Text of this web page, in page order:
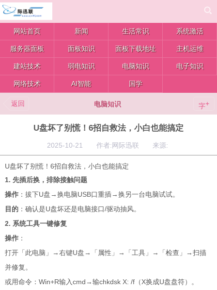
网站首页 新闻 生活常识 系统激活
服务器面板 面板知识 面板下载地址 主机运维
建站技术 弱电知识 电脑知识 电子知识
网络技术 AI智能 国学
返回 电脑知识 字+
​U盘坏了别慌！6招自救法，小白也能搞定
2025-10-21 作者:网际迅联 来源:
U盘坏了别慌！6招自救法，小白也能搞定
1. 先插后换，排除接触问题
操作 ：拔下U盘→换电脑USB口重插→换另一台电脑试试。
目的 ：确认是U盘坏还是电脑接口/驱动抽风。
2. 系统工具一键修复
操作 ：
打开「此电脑」→右键U盘→「属性」→「工具」→「检查」→扫描
并修复。
或用命令：Win+R输入cmd→输chkdsk X: /f（X换成U盘盘符）
。